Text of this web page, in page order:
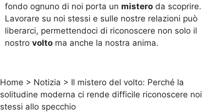
fondo ognuno di noi porta un mistero da scoprire.
Lavorare su noi stessi e sulle nostre relazioni può
liberarci, permettendoci di riconoscere non solo il
nostro volto ma anche la nostra anima.
Home > Notizia > Il mistero del volto: Perché la
solitudine moderna ci rende difficile riconoscere noi
stessi allo specchio